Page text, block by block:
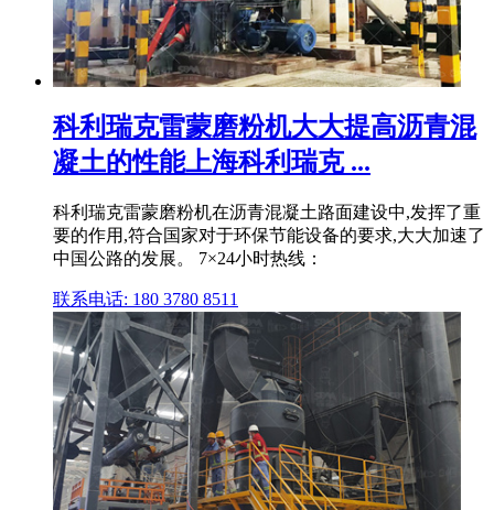
科利瑞克雷蒙磨粉机大大提高沥青混
凝土的性能上海科利瑞克 ...
科利瑞克雷蒙磨粉机在沥青混凝土路面建设中,发挥了重
要的作用,符合国家对于环保节能设备的要求,大大加速了
中国公路的发展。 7×24小时热线：
联系电话: 180 3780 8511